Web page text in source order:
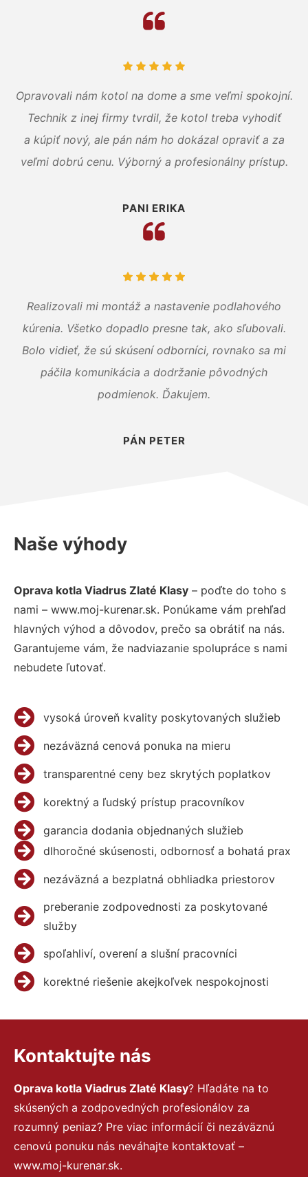
Opravovali nám kotol na dome a sme veľmi spokojní.
Technik z inej firmy tvrdil, že kotol treba vyhodiť
a kúpiť nový, ale pán nám ho dokázal opraviť a za
veľmi dobrú cenu. Výborný a profesionálny prístup.
PANI ERIKA
Realizovali mi montáž a nastavenie podlahového
kúrenia. Všetko dopadlo presne tak, ako sľubovali.
Bolo vidieť, že sú skúsení odborníci, rovnako sa mi
páčila komunikácia a dodržanie pôvodných
podmienok. Ďakujem.
PÁN PETER
Naše výhody
Oprava kotla Viadrus Zlaté Klasy – poďte do toho s
nami – www.moj-kurenar.sk. Ponúkame vám prehľad
hlavných výhod a dôvodov, prečo sa obrátiť na nás.
Garantujeme vám, že nadviazanie spolupráce s nami
nebudete ľutovať.
vysoká úroveň kvality poskytovaných služieb
nezáväzná cenová ponuka na mieru
transparentné ceny bez skrytých poplatkov
korektný a ľudský prístup pracovníkov
garancia dodania objednaných služieb
dlhoročné skúsenosti, odbornosť a bohatá prax
nezáväzná a bezplatná obhliadka priestorov
preberanie zodpovednosti za poskytované
služby
spoľahliví, overení a slušní pracovníci
korektné riešenie akejkoľvek nespokojnosti
Kontaktujte nás
Oprava kotla Viadrus Zlaté Klasy? Hľadáte na to
skúsených a zodpovedných profesionálov za
rozumný peniaz? Pre viac informácií či nezáväznú
cenovú ponuku nás neváhajte kontaktovať –
www.moj-kurenar.sk.